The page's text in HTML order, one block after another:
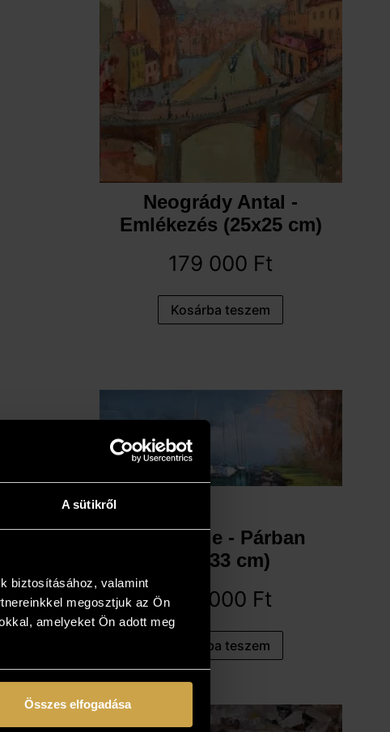
A sütikről
biztosításához, valamint
megosztjuk az Ön
amelyeket Ön adott meg
Összes elfogadása
Neogrády Antal -
Emlékezés (25x25 cm)
179 000 Ft
Kosárba teszem
Pósa Ede - Párban
(13x33 cm)
151 000 Ft
Kosárba teszem